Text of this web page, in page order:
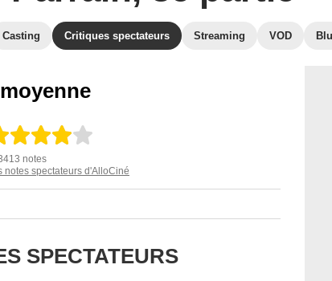
Casting Critiques spectateurs Streaming VOD
notes
notes spectateurs d'AlloCiné
SPECTATEURS